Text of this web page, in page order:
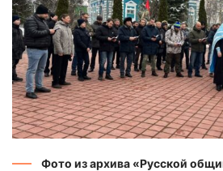
Фото из архива «Русской